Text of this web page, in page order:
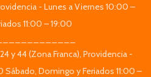
- Lunes a Viernes 10:00 –
11:00 – 19:00
y 44 (Zona Franca), Providencia -
Domingo y Feriados 11:00 –